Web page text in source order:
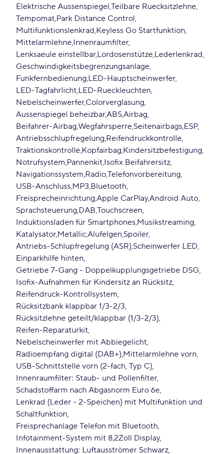
Elektrische Aussenspiegel Teilbare Ruecksitzlehne
Tempomat Park Distance Control
Multifunktionslenkrad Keyless Go Startfunktion
Mittelarmlehne Innenraumfilter
Lenksaeule einstellbar Lordosenstütze Lederlenkrad
Geschwindigkeitsbegrenzungsanlage
Funkfernbedienung LED-Hauptscheinwerfer
LED-Tagfahrlicht LED-Rueckleuchten
Nebelscheinwerfer Colorverglasung
Aussenspiegel beheizbarABSAirbag
Beifahrer-Airbag Wegfahrsperre Seitenairbags ESP
Antriebsschlupfregelung Reifendruckkontrolle
Traktionskontrolle Kopfairbag Kindersitzbefestigung
Notrufsystem Pannenkit Isofix Beifahrersitz
Navigationssystem RadioTelefonvorbereitung
USB-Anschluss MP3 Bluetooth
Freisprecheinrichtung Apple CarPlayAndroid Auto
Sprachsteuerung DAB Touchscreen
Induktionsladen für Smartphones Musikstreaming
Katalysator MetallicAlufelgen Spoiler
Antriebs-Schlupfregelung (ASR) Scheinwerfer LED
Einparkhilfe hinten
Getriebe 7-Gang - Doppelkupplungsgetriebe DSG
Isofix-Aufnahmen für Kindersitz an Rücksitz
Reifendruck-Kontrollsystem
Rücksitzbank klappbar 1/3-2/3
Rücksitzlehne geteilt/klappbar (1/3-2/3)
Reifen-Reparaturkit
Nebelscheinwerfer mit Abbiegelicht
Radioempfang digital (DAB+) Mittelarmlehne vorn
USB-Schnittstelle vorn (2-fach, Typ C)
Innenraumfilter: Staub- und Pollenfilter
Schadstoffarm nach Abgasnorm Euro 6e
Lenkrad (Leder - 2-Speichen) mit Multifunktion und
Schaltfunktion
Freisprechanlage Telefon mit Bluetooth
Infotainment-System mit 82Zoll Display
Innenausstattung: Luftausströmer Schwarz